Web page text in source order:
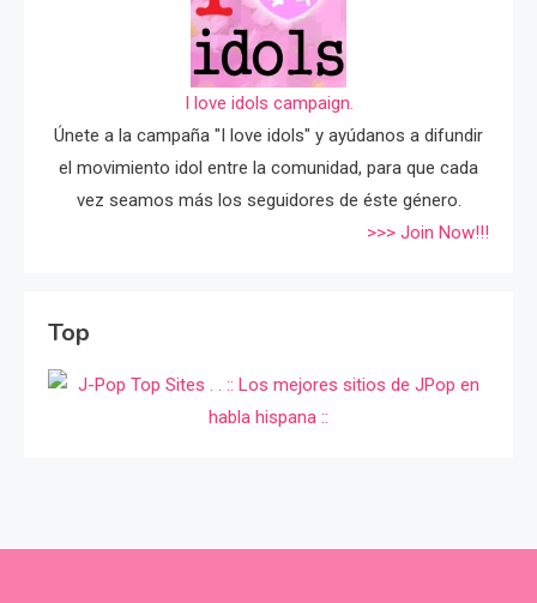
I love idols campaign.
Únete a la campaña "I love idols" y ayúdanos a difundir
el movimiento idol entre la comunidad, para que cada
vez seamos más los seguidores de éste género.
>>> Join Now!!!
Top